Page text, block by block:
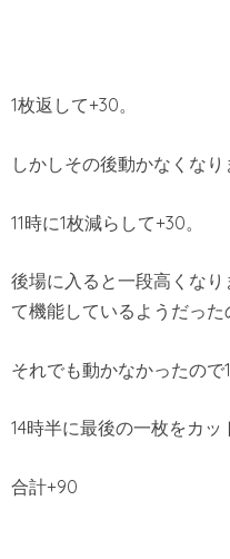
1枚返して+30。
しかしその後動かなくなり
11時に1枚減らして+30。
後場に入ると一段高くな
て機能しているようだった
それでも動かなかったので
14時半に最後の一枚をカッ
合計+90